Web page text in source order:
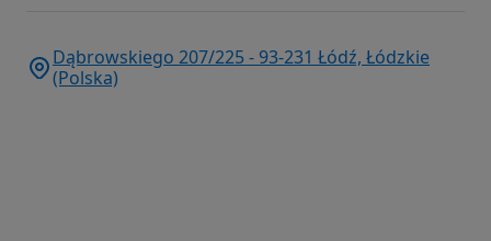
Dąbrowskiego 207/225 - 93-231 Łódź, Łódzkie
(Polska)